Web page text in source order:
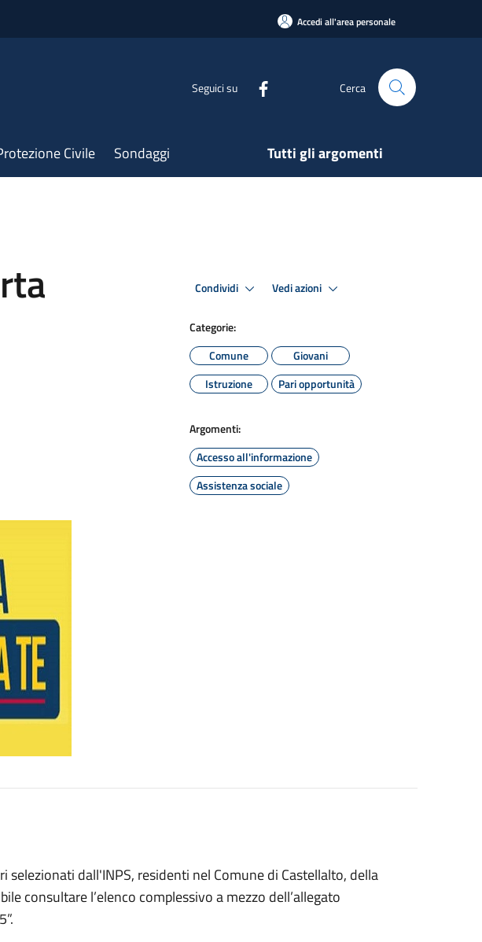
Accedi all'area personale
Seguici su Cerca
Civile Sondaggi Tutti gli argomenti
Condividi Vedi azioni
Categorie:
Comune
Giovani
Istruzione
Pari opportunità
Argomenti:
Accesso all'informazione
Assistenza sociale
selezionati dall'INPS, residenti nel Comune di Castellalto, della
consultare l’elenco complessivo a mezzo dell’allegato